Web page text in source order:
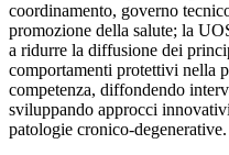
coordinamento, governo
promozione della salute; la
a ridurre la diffusione dei
comportamenti protettivi nella
competenza, diffondendo
sviluppando approcci
patologie cronico-degenerative.